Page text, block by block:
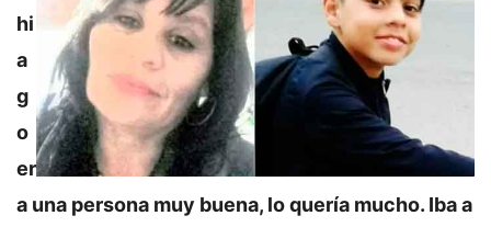
hi
a
g
o
er
a una persona muy buena, lo quería mucho. Iba a